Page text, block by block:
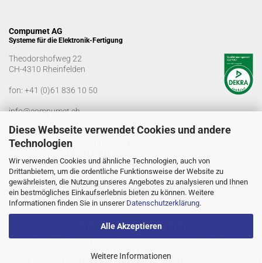
Diese Webseite verwendet Cookies und andere
Technologien
Wir verwenden Cookies und ähnliche Technologien, auch von
Drittanbietern, um die ordentliche Funktionsweise der Website zu
gewährleisten, die Nutzung unseres Angebotes zu analysieren und Ihnen
ein bestmögliches Einkaufserlebnis bieten zu können. Weitere
Informationen finden Sie in unserer Datenschutzerklärung.
Alle Akzeptieren
Weitere Informationen
Compumet AG
Systeme für die Elektronik-Fertigung
Theodorshofweg 22
CH-4310 Rheinfelden
fon: +41 (0)61 836 10 50
info@compumet.ch
Bürozeiten
Montag-Freitag: 08:00 - 11:45 Uhr
Samstag und Sonntag geschlossen
© Compumet AG 2005 - 2026
Lieferung ausschließlich für den gewerblichen Bedarf. Kein Verkauf an
Privatpersonen!